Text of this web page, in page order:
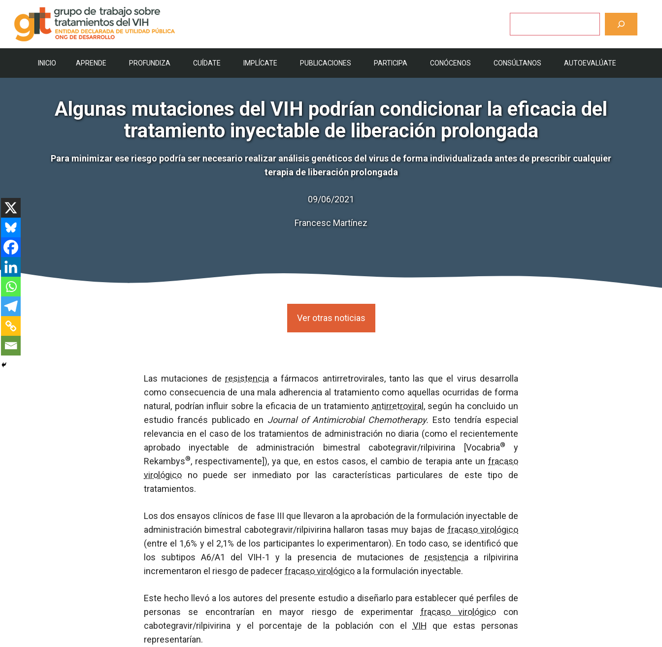
contenido
INICIO APRENDE PROFUNDIZA CUÍDATE IMPLÍCATE PUBLICACIONES PARTICIPA CONÓCENOS CONSÚLTANOS AUTOEVALÚATE
Algunas mutaciones del VIH podrían condicionar la eficacia del
tratamiento inyectable de liberación prolongada
Para minimizar ese riesgo podría ser necesario realizar análisis genéticos del virus de forma individualizada antes de prescribir cualquier
terapia de liberación prolongada
09/06/2021
Francesc Martínez
Ver otras noticias
Las mutaciones de resistencia a fármacos antirretrovirales, tanto las que el virus desarrolla
como consecuencia de una mala adherencia al tratamiento como aquellas ocurridas de forma
natural, podrían influir sobre la eficacia de un tratamiento antirretroviral , según ha concluido un
estudio francés publicado en Journal of Antimicrobial Chemotherapy. Esto tendría especial
relevancia en el caso de los tratamientos de administración no diaria (como el recientemente
aprobado inyectable de administración bimestral cabotegravir/rilpivirina [Vocabria®
y
Rekambys®, respectivamente]), ya que, en estos casos, el cambio de terapia ante un fracaso
virológico no puede ser inmediato por las características particulares de este tipo de
tratamientos.
Los dos ensayos clínicos de fase III que llevaron a la aprobación de la formulación inyectable de
administración bimestral cabotegravir/rilpivirina hallaron tasas muy bajas de fracaso virológico
(entre el 1,6% y el 2,1% de los participantes lo experimentaron). En todo caso, se identificó que
los subtipos A6/A1 del VIH-1 y la presencia de mutaciones de resistencia a rilpivirina
incrementaron el riesgo de padecerfracaso virológico a la formulación inyectable.
Este hecho llevó a los autores del presente estudio a diseñarlo para establecer qué perfiles de
personas se encontrarían en mayor riesgo de experimentar fracaso virológicocon
cabotegravir/rilpivirina y el porcentaje de la población con el VIH que estas personas
representarían.